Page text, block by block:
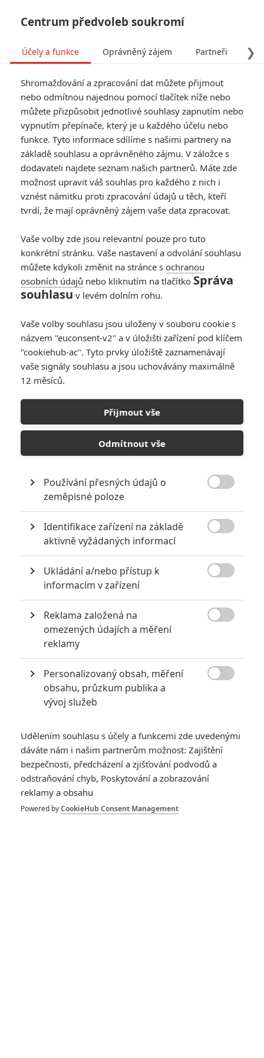
Tag: (Ne)šťastně až na
věky
ČLÁNKY FILMY(1) OSOBY (0) VIDEA (0)
RECENZE FILMŮ
10
Schnirch nebarví hnus českých dějin
narůžovo
5
Recenze: Záhada strašidelného
zámku úroveň štědrovečerních
8 Recenze: Občanská válka
6
8 Recenze: Opičí muž
POSLEDNÍ KOMENTOVANÉ
433FILM | 01.08.2026 07:11
拆彈專家
Děti krve a kostí: Regulérní trailer představuje akční fantasy
dobrodružství s vůní Afriky
překvapivě emotivní a osobní film
1 ČLÁNEK | 30.07.2026 03:42
Velké preview: Odyssea - seznamte se s maximálně nabitým
obsazením
Centrum předvoleb soukromí
❯
Účely a funkce Oprávněný zájem Partneři
Shromažďování a zpracování dat můžete přijmout
nebo odmítnou najednou pomocí tlačítek níže nebo
můžete přizpůsobit jednotlivé souhlasy zapnutím nebo
vypnutím přepínače, který je u každého účelu nebo
funkce. Tyto informace sdílíme s našimi partnery na
základě souhlasu a oprávněného zájmu. V záložce s
dodavateli najdete seznam našich partnerů. Máte zde
možnost upravit váš souhlas pro každého z nich i
vznést námitku proti zpracování údajů u těch, kteří
tvrdí, že mají oprávněný zájem vaše data zpracovat.
Vaše volby zde jsou relevantní pouze pro tuto
konkrétní stránku. Vaše nastavení a odvolání souhlasu
můžete kdykoli změnit na stránce s ochranou
osobních údajů nebo kliknutím na tlačítko Správa
souhlasu v levém dolním rohu.
Vaše volby souhlasu jsou uloženy v souboru cookie s
názvem "euconsent-v2" a v úložišti zařízení pod klíčem
"cookiehub-ac". Tyto prvky úložiště zaznamenávají
vaše signály souhlasu a jsou uchovávány maximálně
12 měsíců.
Přijmout vše
Odmítnout vše
Používání přesných údajů o
zeměpisné poloze
Identifikace zařízení na základě
aktivně vyžádaných informací
Ukládání a/nebo přístup k
informacím v zařízení
Reklama založená na
omezených údajích a měření
reklamy
Personalizovaný obsah, měření
obsahu, průzkum publika a
vývoj služeb
Udělením souhlasu s účely a funkcemi zde uvedenými
dáváte nám i našim partnerům možnost: Zajištění
bezpečnosti, předcházení a zjišťování podvodů a
odstraňování chyb, Poskytování a zobrazování
reklamy a obsahu
Powered byCookieHub Consent Management